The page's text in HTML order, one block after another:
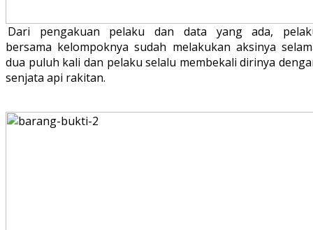
Dari pengakuan pelaku dan data yang ada,
bersama kelompoknya sudah melakukan aksinya
dua puluh kali dan pelaku selalu membekali dirinya
senjata api rakitan.